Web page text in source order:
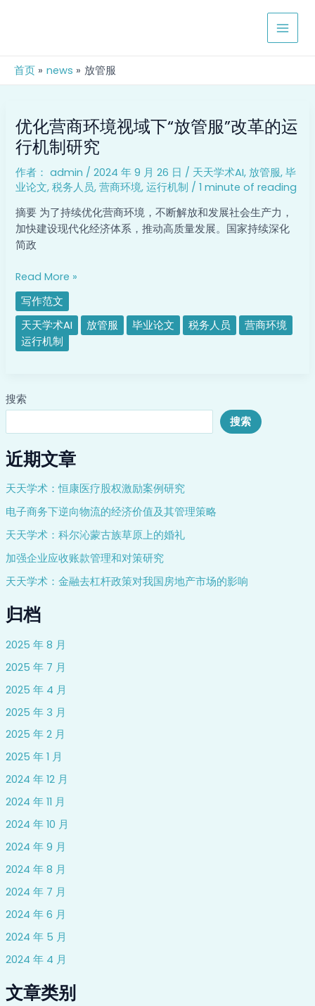
MAIN
首页 news 放管服
搜索
搜索
近期文章
天天学术：恒康医疗股权激励案例研究
电子商务下逆向物流的经济价值及其管理策略
天天学术：科尔沁蒙古族草原上的婚礼
加强企业应收账款管理和对策研究
天天学术：金融去杠杆政策对我国房地产市场的影响
归档
2025 年 8 月
2025 年 7 月
2025 年 4 月
2025 年 3 月
2025 年 2 月
2025 年 1 月
2024 年 12 月
2024 年 11 月
2024 年 10 月
2024 年 9 月
2024 年 8 月
2024 年 7 月
2024 年 6 月
2024 年 5 月
2024 年 4 月
文章类别
优化营商环境视域下“放管服”改革的运
行机制研究
作者： admin /2024 年 9 月 26 日 / 天天学术AI, 放管服,毕
业论文,税务人员,营商环境,运行机制 /1 minute of reading
摘要 为了持续优化营商环境，不断解放和发展社会生产力，
加快建设现代化经济体系，推动高质量发展。国家持续深化
简政
化
营
商
环
境
视
域
下
“放
改
革
的
运
制
研
究
Read More »
写作范文
天天学术AI
放管服 毕业论文 税务人员
营商环境
运行机制